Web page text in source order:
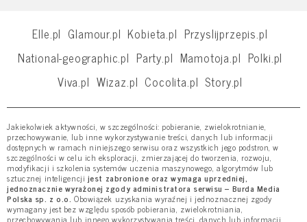
Elle.pl Glamour.pl Kobieta.pl Przyslijprzepis.pl
National-geographic.pl Party.pl Mamotoja.pl Polki.pl
Viva.pl Wizaz.pl Cocolita.pl Story.pl
Jakiekolwiek aktywności, w szczególności: pobieranie, zwielokrotnianie,
przechowywanie, lub inne wykorzystywanie treści, danych lub informacji
dostępnych w ramach niniejszego serwisu oraz wszystkich jego podstron, w
szczególności w celu ich eksploracji, zmierzającej do tworzenia, rozwoju,
modyfikacji i szkolenia systemów uczenia maszynowego, algorytmów lub
sztucznej inteligencji jest zabronione oraz wymaga uprzedniej,
jednoznacznie wyrażonej zgody administratora serwisu – Burda Media
Polska sp. z o.o. Obowiązek uzyskania wyraźnej i jednoznacznej zgody
wymagany jest bez względu sposób pobierania, zwielokrotniania,